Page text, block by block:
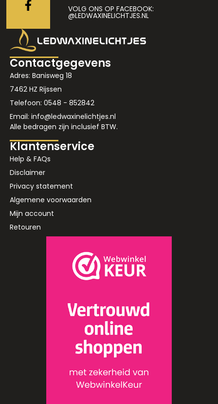
VOLG ONS OP FACEBOOK:
@LEDWAXINELICHTJES.NL
Contactgegevens
Adres: Banisweg 18
7462 HZ Rijssen
Telefoon: 0548 - 852842
Email: info@ledwaxinelichtjes.nl
Alle bedragen zijn inclusief BTW.
Klantenservice
Help & FAQs
Disclaimer
Privacy statement
Algemene voorwaarden
Mijn account
Retouren